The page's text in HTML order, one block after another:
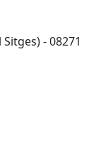
- 08271